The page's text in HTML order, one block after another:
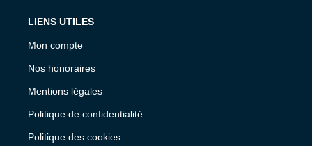
LIENS UTILES
Mon compte
Nos honoraires
Mentions légales
Politique de confidentialité
Politique des cookies